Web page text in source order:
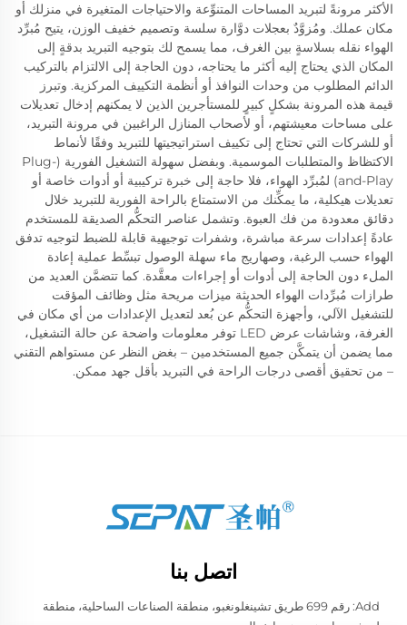
الأكثر مرونةً لتبريد المساحات المتنوِّعة والاحتياجات المتغيرة في منزلك أو
مكان عملك. ومُزوَّدٌ بعجلات دوَّارة سلسة وتصميم خفيف الوزن، يتيح مُبرِّد
الهواء نقله بسلاسةٍ بين الغرف، مما يسمح لك بتوجيه التبريد بدقةٍ إلى
المكان الذي يحتاج إليه أكثر ما يحتاجه، دون الحاجة إلى الالتزام بالتركيب
الدائم المطلوب من وحدات النوافذ أو أنظمة التكييف المركزية. وتبرز
قيمة هذه المرونة بشكلٍ كبيرٍ للمستأجرين الذين لا يمكنهم إدخال تعديلات
على مساحات معيشتهم، أو لأصحاب المنازل الراغبين في مرونة التبريد،
أو للشركات التي تحتاج إلى تكييف استراتيجيتها للتبريد وفقًا لأنماط
الاكتظاظ والمتطلبات الموسمية. وبفضل سهولة التشغيل الفورية (Plug-
and-Play) لمُبرِّد الهواء، فلا حاجة إلى خبرة تركيبية أو أدوات خاصة أو
تعديلات هيكلية، ما يمكِّنك من الاستمتاع بالراحة الفورية للتبريد خلال
دقائق معدودة من فك العبوة. وتشمل عناصر التحكُّم الصديقة للمستخدم
عادةً إعدادات سرعة مباشرة، وشفرات توجيهية قابلة للضبط لتوجيه تدفق
الهواء حسب الرغبة، وصهاريج ماء سهلة الوصول تبسِّط عملية إعادة
الملء دون الحاجة إلى أدوات أو إجراءات معقَّدة. كما تتضمَّن العديد من
طرازات مُبرِّدات الهواء الحديثة ميزات مريحة مثل وظائف المؤقت
للتشغيل الآلي، وأجهزة التحكُّم عن بُعد لتعديل الإعدادات من أي مكان في
الغرفة، وشاشات عرض LED توفر معلومات واضحة عن حالة التشغيل،
مما يضمن أن يتمكَّن جميع المستخدمين – بغض النظر عن مستواهم التقني
– من تحقيق أقصى درجات الراحة في التبريد بأقل جهد ممكن.
اتصل بنا
Add: رقم 699 طريق تشينغلونغبو، منطقة الصناعات الساحلية، منطقة